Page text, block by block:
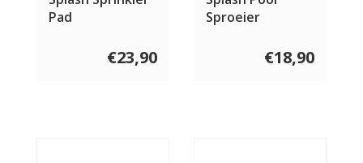
Pad
€23,90
Sproeier
€18,90